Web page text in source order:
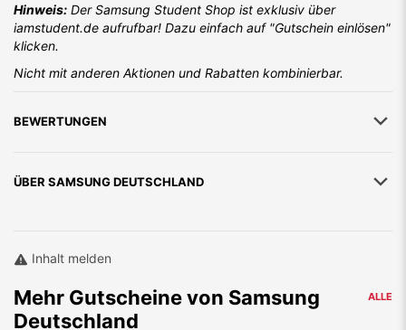
Hinweis: Der Samsung Student Shop ist exklusiv über
iamstudent.de aufrufbar! Dazu einfach auf "Gutschein einlösen"
klicken.
Nicht mit anderen Aktionen und Rabatten kombinierbar.
BEWERTUNGEN
ÜBER SAMSUNG DEUTSCHLAND
Inhalt melden
Mehr Gutscheine von Samsung
Deutschland
ALLE